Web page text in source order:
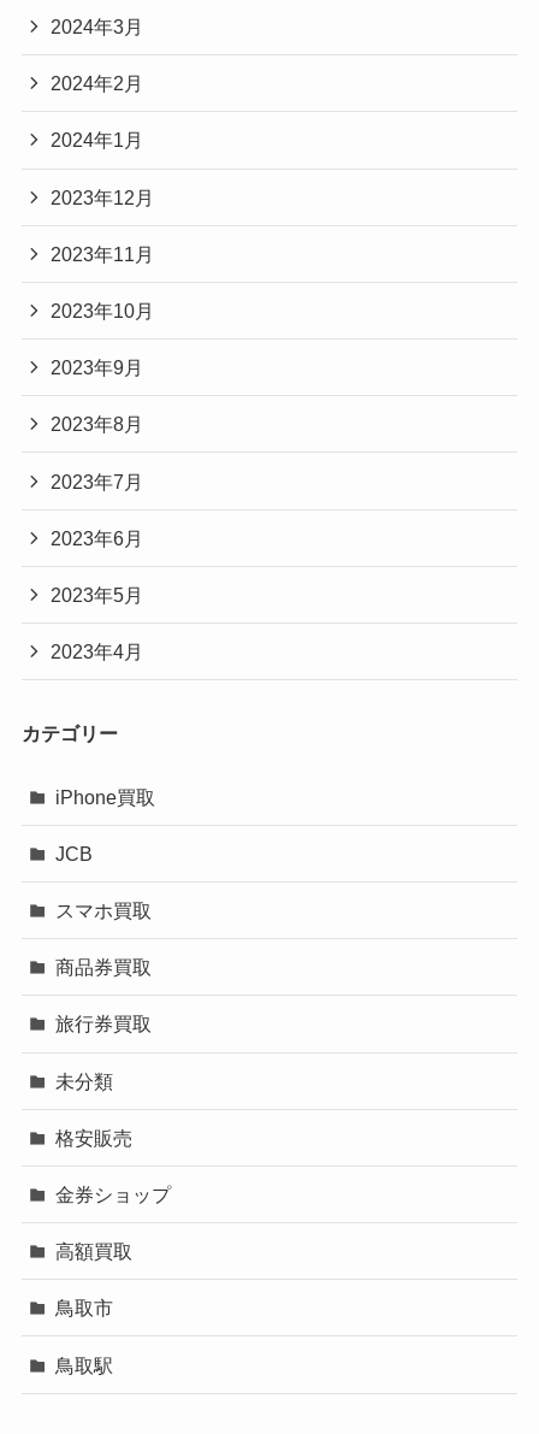
2024年3月
2024年2月
2024年1月
2023年12月
2023年11月
2023年10月
2023年9月
2023年8月
2023年7月
2023年6月
2023年5月
2023年4月
カテゴリー
iPhone買取
JCB
スマホ買取
商品券買取
旅行券買取
未分類
格安販売
金券ショップ
高額買取
鳥取市
鳥取駅